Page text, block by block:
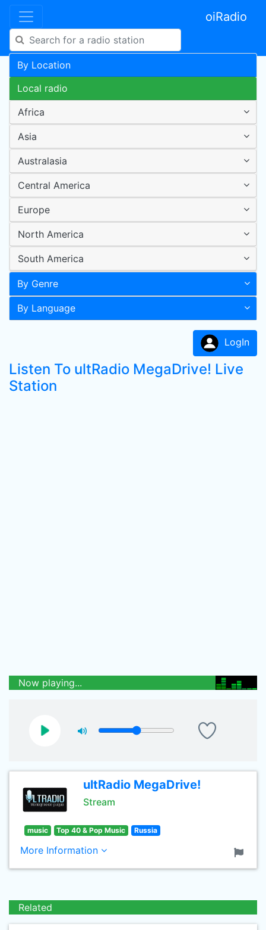
oiRadio
By Location
Local radio
Africa
Asia
Australasia
Central America
Europe
North America
South America
By Genre
By Language
LogIn
Listen To ultRadio MegaDrive! Live
Station
Now playing...
ultRadio MegaDrive!
Stream
music Top 40 & Pop Music Russia
More Information
Related